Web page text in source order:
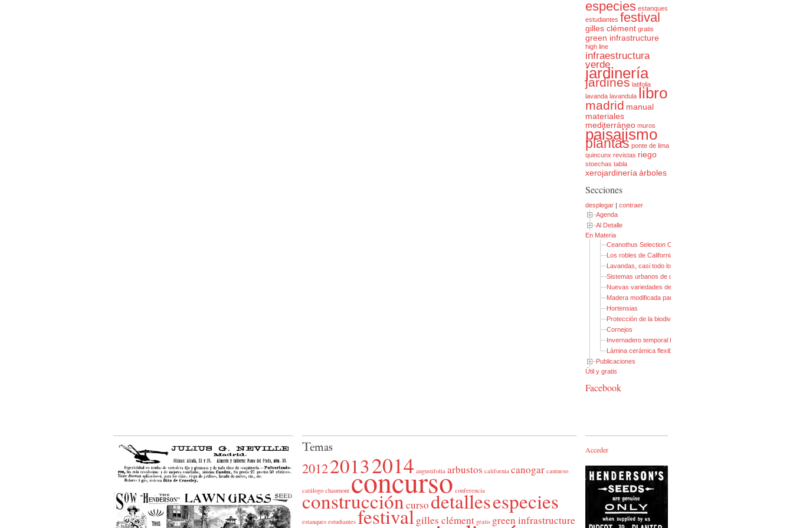
especies estanques
estudiantes festival
gilles clément gratis
green infrastructure
high line
infraestructura
verde
jardinería
jardines latifolia
lavanda lavandula libro
madrid manual
materiales
mediterráneo muros
paisajismo
plantas ponte de lima
quincunx revistas riego
stoechas tabla
xerojardinería árboles
Secciones
desplegar | contraer
Agenda
Al Detalle
En Materia
Ceanothus Selection Chart
Los robles de California
Lavandas, casi todo lo que necesitas saber
Sistemas urbanos de drenaje sostenible (I)
Nuevas variedades de membrillero de flor
Madera modificada para exteriores
Hortensias
Protección de la biodiversidad (I): Pasos para anfibios
Cornejos
Invernadero temporal hinchable
Lámina cerámica flexible
Publicaciones
Útil y gratis
Facebook
Temas
201220132014 angustifolia arbustos california canogar cantueso
catálogo chaumont concurso conferencia
construccióncursodetallesespecies
estanques estudiantes festivalgilles clément gratis green infrastructure
Acceder